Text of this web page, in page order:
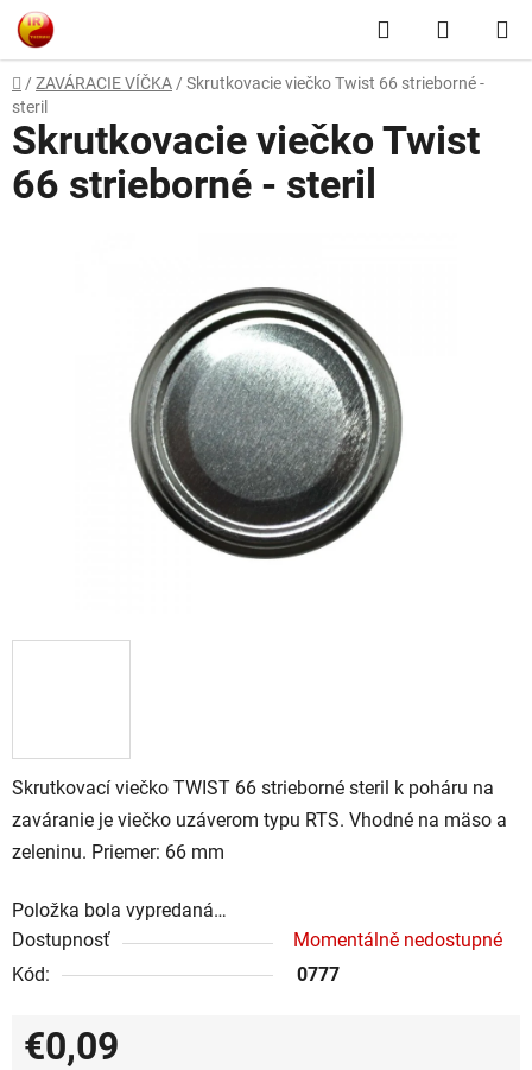
Prejsť
na
obsah
Hľadať
KOŠÍK
Domov
/ ZAVÁRACIE VÍČKA / Skrutkovacie viečko Twist 66 strieborné -
steril
Skrutkovací viečko TWIST 66 strieborné steril k poháru na
zaváranie je viečko uzáverom typu RTS. Vhodné na mäso a
zeleninu. Priemer: 66 mm
Položka bola vypredaná…
Dostupnosť
Momentálně nedostupné
Kód:
0777
€0,09
Skrutkovacie viečko Twist
66 strieborné - steril